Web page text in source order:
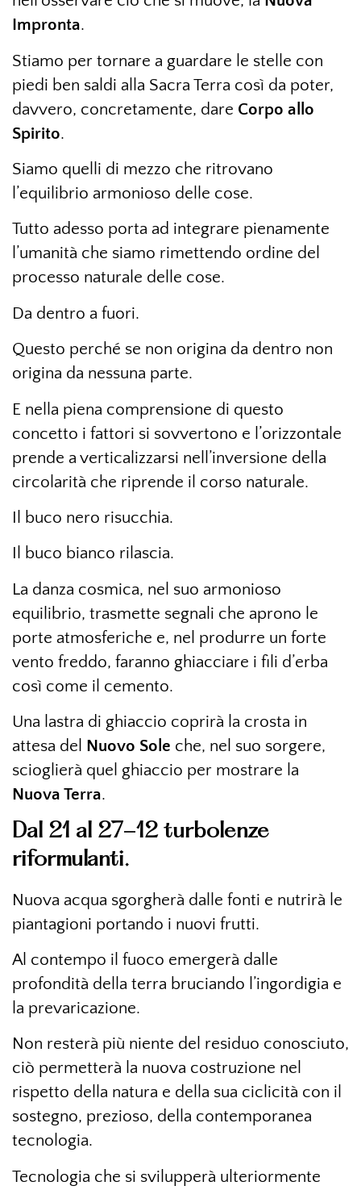
Impronta.
Stiamo per tornare a guardare le stelle con
piedi ben saldi alla Sacra Terra così da poter,
davvero, concretamente, dare Corpo allo
Spirito.
Siamo quelli di mezzo che ritrovano
l’equilibrio armonioso delle cose.
Tutto adesso porta ad integrare pienamente
l’umanità che siamo rimettendo ordine del
processo naturale delle cose.
Da dentro a fuori.
Questo perché se non origina da dentro non
origina da nessuna parte.
E nella piena comprensione di questo
concetto i fattori si sovvertono e l’orizzontale
prende a verticalizzarsi nell’inversione della
circolarità che riprende il corso naturale.
Il buco nero risucchia.
Il buco bianco rilascia.
La danza cosmica, nel suo armonioso
equilibrio, trasmette segnali che aprono le
porte atmosferiche e, nel produrre un forte
vento freddo, faranno ghiacciare i fili d’erba
così come il cemento.
Una lastra di ghiaccio coprirà la crosta in
attesa del Nuovo Sole che, nel suo sorgere,
scioglierà quel ghiaccio per mostrare la
Nuova Terra.
Dal 21 al 27-12 turbolenze
riformulanti.
Nuova acqua sgorgherà dalle fonti e nutrirà le
piantagioni portando i nuovi frutti.
Al contempo il fuoco emergerà dalle
profondità della terra bruciando l’ingordigia e
la prevaricazione.
Non resterà più niente del residuo conosciuto,
ciò permetterà la nuova costruzione nel
rispetto della natura e della sua ciclicità con il
sostegno, prezioso, della contemporanea
tecnologia.
Tecnologia che si svilupperà ulteriormente